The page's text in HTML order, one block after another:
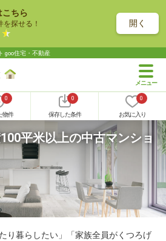
こちら
を探せる！ 開く
goo住宅・不動産
0
物件
0
保存した条件
0
お気に入り
平米以上の中古マンショ
り暮らしたい」「家族全員がくつろげ